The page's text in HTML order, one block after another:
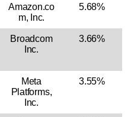
Amazon.co
m, Inc.
5.68%
Broadcom
Inc.
3.66%
Meta
Platforms,
Inc.
3.55%